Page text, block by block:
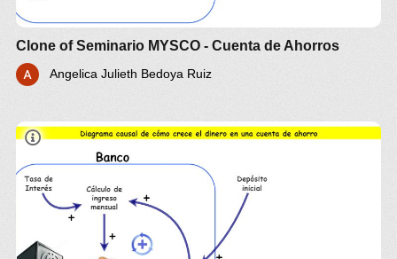
Clone of Seminario MYSCO - Cuenta de Ahorros
Angelica Julieth Bedoya Ruiz
Seminario MYSCO